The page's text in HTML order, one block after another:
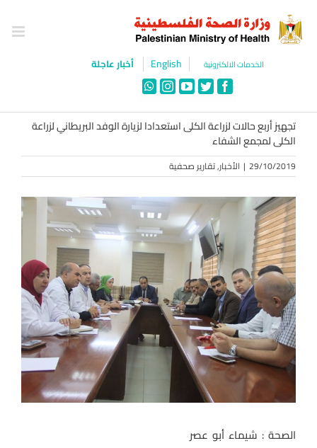
content
الخدمات الالكترونية English أخبار عاجلة
Facebook
Twitter
YouTube
Instagram
WhatsApp
تجهيز أربع حالات لزراعة الكلى استعدادا لزيارة الوفد البريطاني لزراعة
الكلى لمجمع الشفاء
29/10/2019
| الأخبار,تقارير صحفية
الصحة : شيماء أبو عصر